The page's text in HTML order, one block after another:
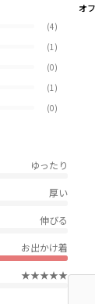
(4)
(1)
(0)
(1)
(0)
ゆったり
厚い
伸びる
お出かけ着
★★★★★
オ